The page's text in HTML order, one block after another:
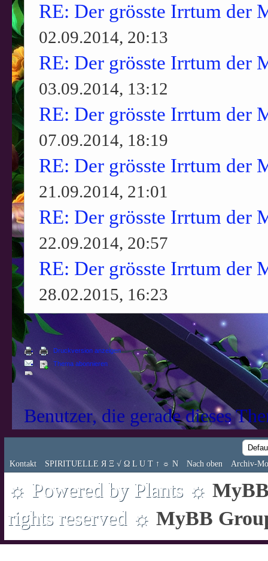
RE: Der grösste Irrtum der
02.09.2014, 20:13
RE: Der grösste Irrtum der
03.09.2014, 13:12
RE: Der grösste Irrtum der
07.09.2014, 18:19
RE: Der grösste Irrtum der
21.09.2014, 21:01
RE: Der grösste Irrtum der
22.09.2014, 20:57
RE: Der grösste Irrtum der
28.02.2015, 16:23
Druckversion anzeigen
Thema abonnieren
Benutzer, die gerade dieses
Kontakt SPIRITUELLE Я Ξ √ Ω L U T ↑ ☼ N Nach oben Archiv-
☼ Powered by Plants ☼
rights reserved ☼ MyBB